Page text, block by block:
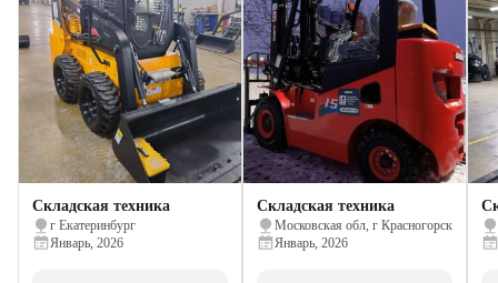
Складская техника
г Екатеринбург
Январь, 2026
Складская техника
Московская обл, г Красногорск
Январь, 2026